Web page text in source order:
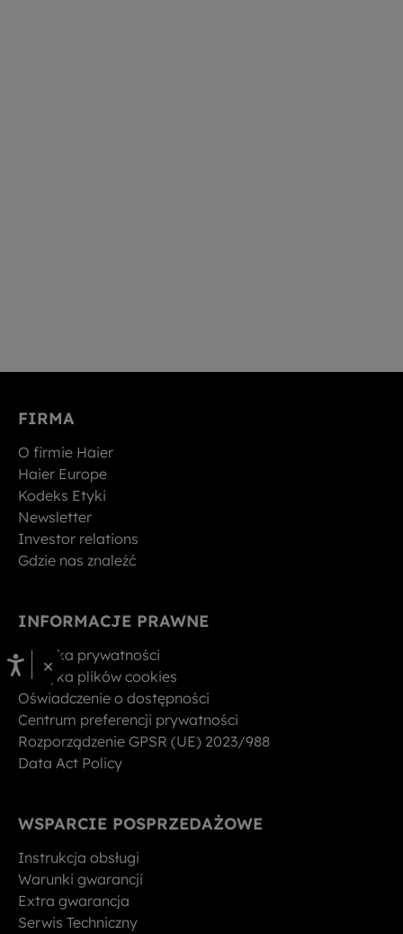
FIRMA
O firmie Haier
Haier Europe
Kodeks Etyki
Newsletter
Investor relations
Gdzie nas znaleźć
INFORMACJE PRAWNE
Polityka prywatności
Polityka plików cookies
Oświadczenie o dostępności
Centrum preferencji prywatności
Rozporządzenie GPSR (UE) 2023/988
Data Act Policy
WSPARCIE POSPRZEDAŻOWE
Instrukcja obsługi
Warunki gwarancji
Extra gwarancja
Serwis Techniczny
×